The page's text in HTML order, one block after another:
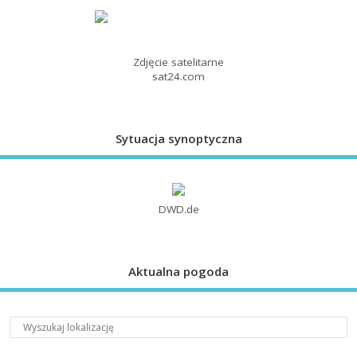
Zdjęcie satelitarne
sat24.com
Sytuacja synoptyczna
DWD.de
Aktualna pogoda